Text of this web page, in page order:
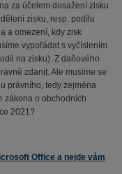
za účelem dosažení zisku
zisku, resp. podílu
a omezení, kdy zisk
vypořádat s vyčíslením
na zisku). Z daňového
zdanit. Ale musíme se
právního, tedy zejména
zákona o obchodních
2021?
Office a nejde vám